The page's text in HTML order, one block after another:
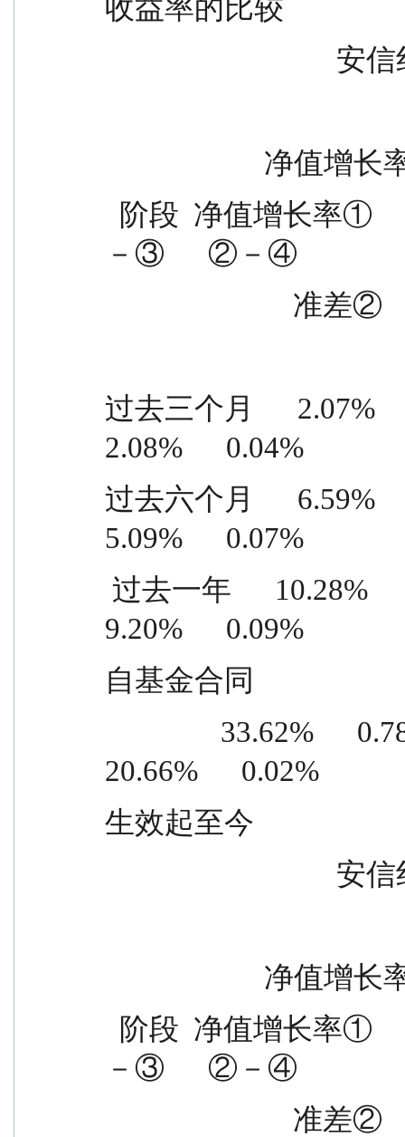
收益率的比较
－③      ②－④
过去三个月      2.07%
2.08%      0.04%
过去六个月      6.59%
5.09%      0.07%
9.20%      0.09%
自基金合同
20.66%      0.02%
生效起至今
－③      ②－④